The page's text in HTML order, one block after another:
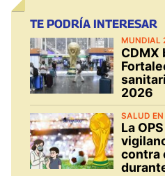
TE PODRÍA INTERESAR
MUNDIAL
CDMX
2026
SALUD
La
contra